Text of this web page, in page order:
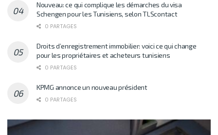
Nouveau: ce qui complique les démarches du visa
Schengen pour les Tunisiens, selon TLScontact
0 PARTAGES
Droits d’enregistrement immobilier: voici ce qui change
pour les propriétaires et acheteurs tunisiens
0 PARTAGES
KPMG annonce un nouveau président
0 PARTAGES